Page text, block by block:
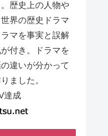
歴史上の人物や
界の歴史ドラマ
マを事実と誤解
付き。ドラマを
違いが分かって
ました。
達成